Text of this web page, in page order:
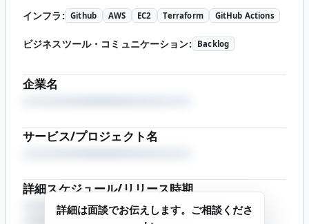
インフラ: Github AWS EC2 Terraform GitHub Actions
ビジネスツール・コミュニケーション: Backlog
企業名
サービス/プロジェクト名
詳細スケジュール/リリース時期
詳細は面談でお伝えします。ご相談くださ